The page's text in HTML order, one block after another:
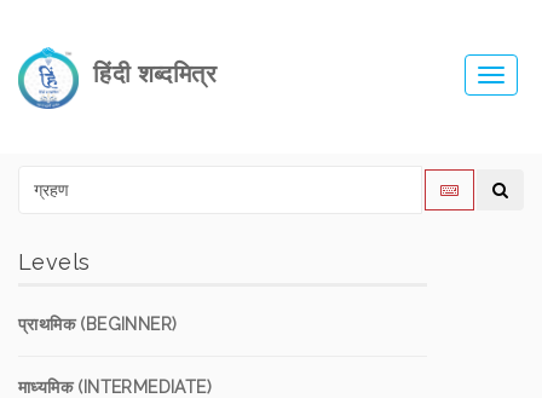
हिंदी शब्दमित्र
Levels
प्राथमिक (BEGINNER)
माध्यमिक (INTERMEDIATE)